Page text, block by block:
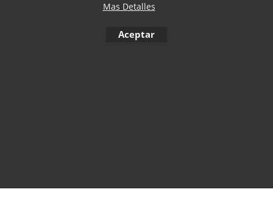
Mas Detalles
Aceptar